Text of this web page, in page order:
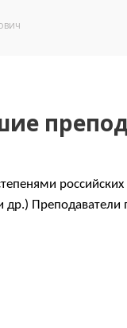
Преподаватели